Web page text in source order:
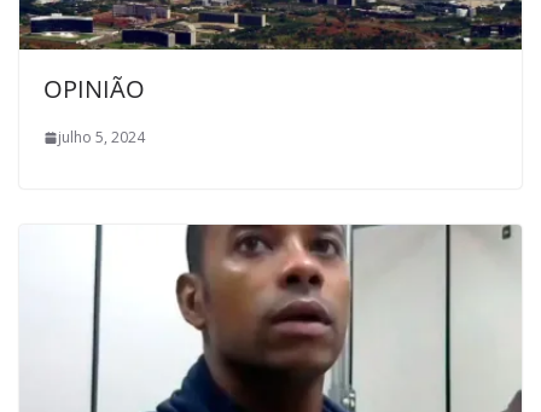
OPINIÃO
julho 5, 2024